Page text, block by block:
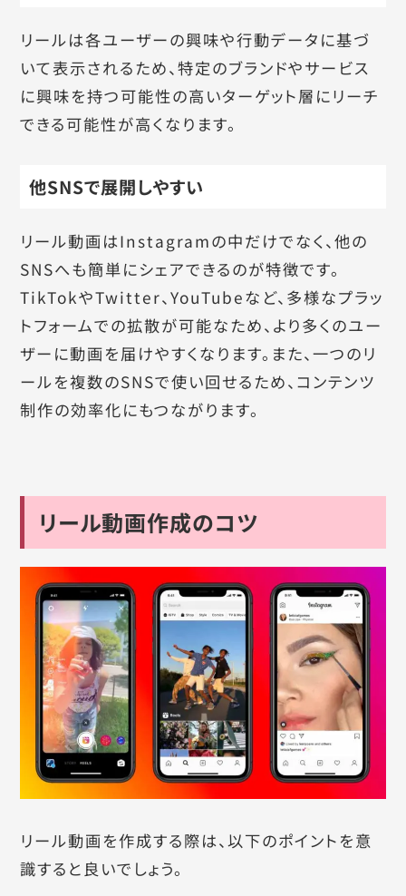
リールは各ユーザーの興味や行動データに基づ
いて表示されるため、特定のブランドやサービス
に興味を持つ可能性の高いターゲット層にリーチ
できる可能性が高くなります。
他SNSで展開しやすい
リール動画はInstagramの中だけでなく、他の
SNSへも簡単にシェアできるのが特徴です。
TikTokやTwitter、YouTubeなど、多様なプラッ
トフォームでの拡散が可能なため、より多くのユー
ザーに動画を届けやすくなります。また、一つのリ
ールを複数のSNSで使い回せるため、コンテンツ
制作の効率化にもつながります。
リール動画作成のコツ
リール動画を作成する際は、以下のポイントを意
識すると良いでしょう。